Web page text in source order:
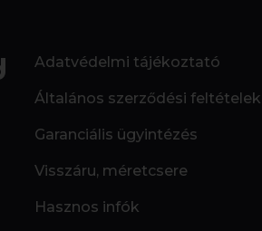
Adatvédelmi tájékoztató
Általános szerződési feltételek
Garanciális ügyintézés
Visszáru, méretcsere
Hasznos infók